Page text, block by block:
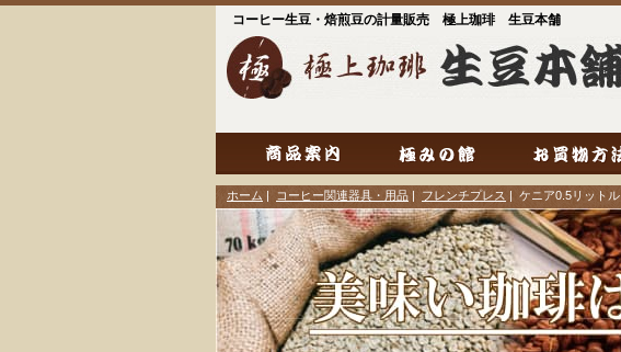
コーヒー生豆・焙煎豆の計量販売 極上珈琲 生豆本舗
ホーム | コーヒー関連器具・用品 | フレンチプレス | ケニア0.5リットル